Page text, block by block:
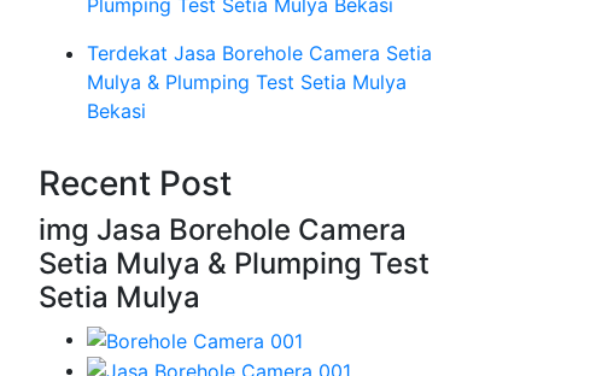
Plumping Test Setia Mulya Bekasi
Terdekat Jasa Borehole Camera Setia
Mulya & Plumping Test Setia Mulya
Bekasi
Recent Post
img Jasa Borehole Camera
Setia Mulya & Plumping Test
Setia Mulya